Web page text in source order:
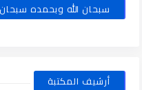
سبحان الله وبحمده
أرشيف المكتبة